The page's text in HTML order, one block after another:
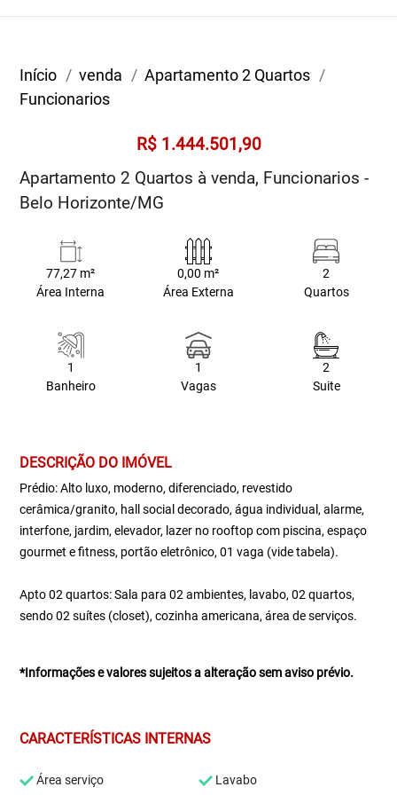
Início venda
Apartamento 2 Quartos
Funcionarios
R$ 1.444.501,90
Apartamento 2 Quartos à venda, Funcionarios -
Belo Horizonte/MG
77,27 m²
Área Interna
0,00 m²
Área Externa
2
Quartos
1
Banheiro
1
Vagas
2
Suite
DESCRIÇÃO DO IMÓVEL
Prédio: Alto luxo, moderno, diferenciado, revestido
cerâmica/granito, hall social decorado, água individual, alarme,
interfone, jardim, elevador, lazer no rooftop com piscina, espaço
gourmet e fitness, portão eletrônico, 01 vaga (vide tabela).
Apto 02 quartos: Sala para 02 ambientes, lavabo, 02 quartos,
sendo 02 suítes (closet), cozinha americana, área de serviços.
*Informações e valores sujeitos a alteração sem aviso prévio.
CARACTERÍSTICAS INTERNAS
Área serviço Lavabo